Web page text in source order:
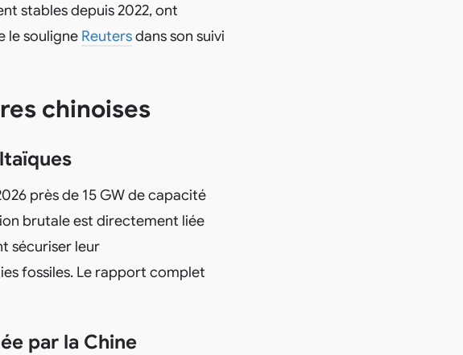
stables depuis 2022, ont
le souligne Reutersdans son suivi
chinoises
près de 15 GW de capacité
brutale est directement liée
sécuriser leur
fossiles. Le rapport complet
par la Chine